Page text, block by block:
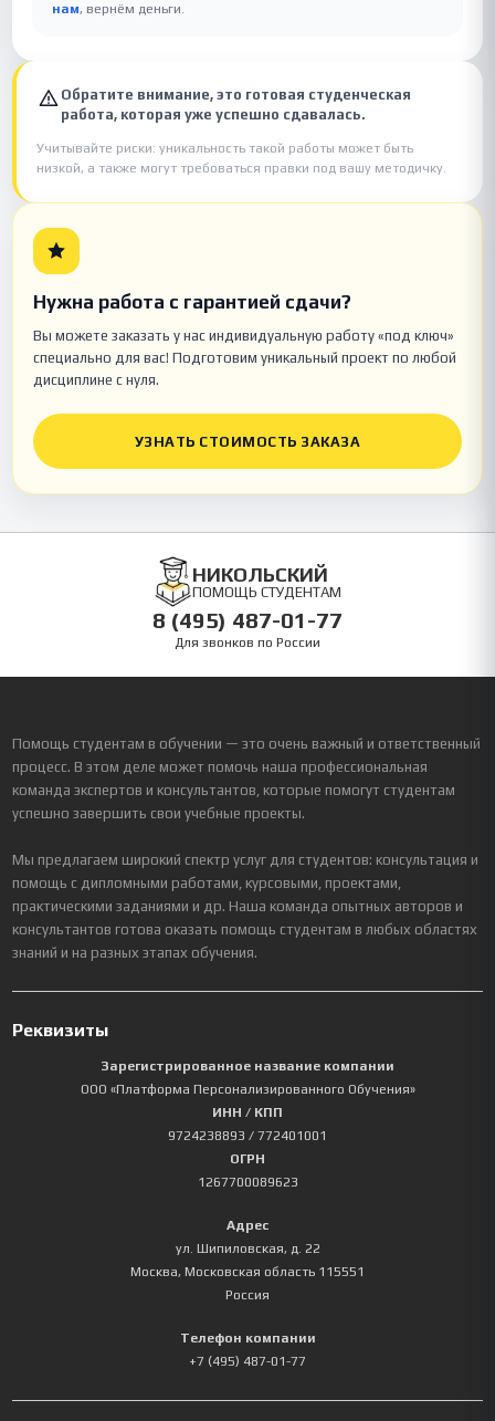
нам, вернём деньги.
Обратите внимание, это готовая студенческая
работа, которая уже успешно сдавалась.
Учитывайте риски: уникальность такой работы может быть
низкой, а также могут требоваться правки под вашу методичку.
Нужна работа с гарантией сдачи?
Вы можете заказать у нас индивидуальную работу «под ключ»
специально для вас! Подготовим уникальный проект по любой
дисциплине с нуля.
УЗНАТЬ СТОИМОСТЬ ЗАКАЗА
НИКОЛЬСКИЙ
ПОМОЩЬ СТУДЕНТАМ
8 (495) 487-01-77
Для звонков по России
Помощь студентам в обучении — это очень важный и ответственный
процесс. В этом деле может помочь наша профессиональная
команда экспертов и консультантов, которые помогут студентам
успешно завершить свои учебные проекты.
Мы предлагаем широкий спектр услуг для студентов: консультация и
помощь с дипломными работами, курсовыми, проектами,
практическими заданиями и др. Наша команда опытных авторов и
консультантов готова оказать помощь студентам в любых областях
знаний и на разных этапах обучения.
Реквизиты
Зарегистрированное название компании
ООО «Платформа Персонализированного Обучения»
ИНН / КПП
9724238893 / 772401001
ОГРН
1267700089623
Адрес
ул. Шипиловская, д. 22
Москва, Московская область 115551
Россия
Телефон компании
+7 (495) 487-01-77